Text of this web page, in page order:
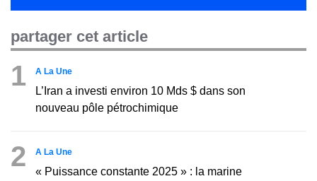
partager cet article
1 A La Une
L’Iran a investi environ 10 Mds $ dans son
nouveau pôle pétrochimique
2 A La Une
« Puissance constante 2025 » : la marine